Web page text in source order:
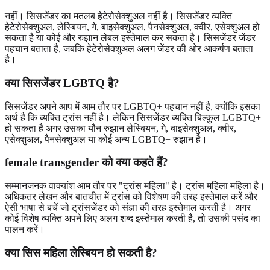
नहीं। सिसजेंडर का मतलब हेटेरोसेक्शुअल नहीं है। सिसजेंडर व्यक्ति
हेटेरोसेक्शुअल, लेस्बियन, गे, बाइसेक्शुअल, पैनसेक्शुअल, क्वीर, एसेक्शुअल हो
सकता है या कोई और रुझान लेबल इस्तेमाल कर सकता है। सिसजेंडर जेंडर
पहचान बताता है, जबकि हेटेरोसेक्शुअल अलग जेंडर की ओर आकर्षण बताता
है।
क्या सिसजेंडर LGBTQ है?
सिसजेंडर अपने आप में आम तौर पर LGBTQ+ पहचान नहीं है, क्योंकि इसका
अर्थ है कि व्यक्ति ट्रांस नहीं है। लेकिन सिसजेंडर व्यक्ति बिल्कुल LGBTQ+
हो सकता है अगर उसका यौन रुझान लेस्बियन, गे, बाइसेक्शुअल, क्वीर,
एसेक्शुअल, पैनसेक्शुअल या कोई अन्य LGBTQ+ रुझान है।
female transgender को क्या कहते हैं?
सम्मानजनक वाक्यांश आम तौर पर "ट्रांस महिला" है। ट्रांस महिला महिला है।
अधिकतर लेखन और बातचीत में ट्रांस को विशेषण की तरह इस्तेमाल करें और
ऐसी भाषा से बचें जो ट्रांसजेंडर को संज्ञा की तरह इस्तेमाल करती है। अगर
कोई विशेष व्यक्ति अपने लिए अलग शब्द इस्तेमाल करती है, तो उसकी पसंद का
पालन करें।
क्या सिस महिला लेस्बियन हो सकती है?